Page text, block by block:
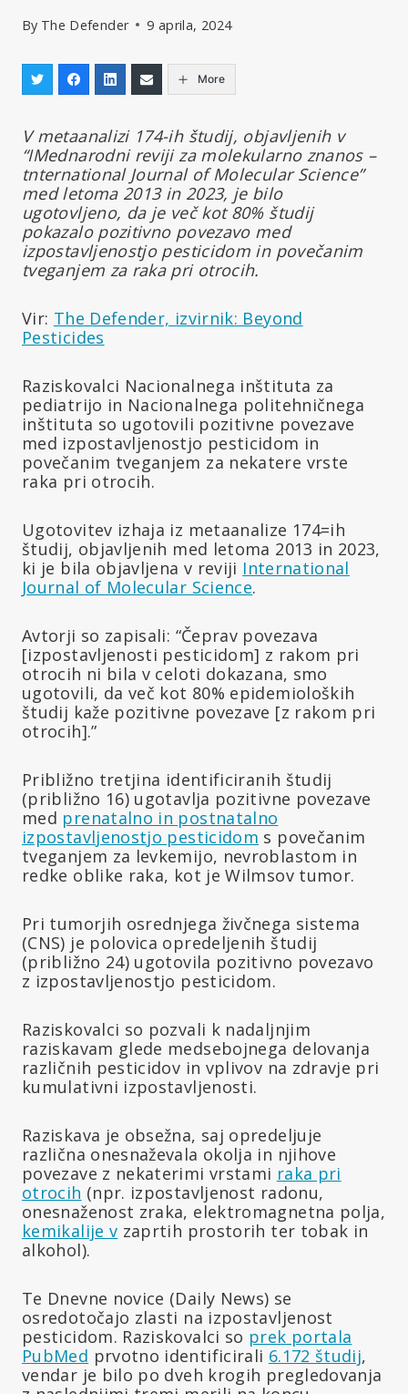
By The Defender 9 aprila, 2024
More
V metaanalizi 174-ih študij, objavljenih v
“IMednarodni reviji za molekularno znanos –
tnternational Journal of Molecular Science”
med letoma 2013 in 2023, je bilo
ugotovljeno, da je več kot 80% študij
pokazalo pozitivno povezavo med
izpostavljenostjo pesticidom in povečanim
tveganjem za raka pri otrocih.
Vir: The Defender, izvirnik: Beyond
Pesticides
Raziskovalci Nacionalnega inštituta za
pediatrijo in Nacionalnega politehničnega
inštituta so ugotovili pozitivne povezave
med izpostavljenostjo pesticidom in
povečanim tveganjem za nekatere vrste
raka pri otrocih.
Ugotovitev izhaja iz metaanalize 174=ih
študij, objavljenih med letoma 2013 in 2023,
ki je bila objavljena v reviji International
Journal of Molecular Science.
Avtorji so zapisali: “Čeprav povezava
[izpostavljenosti pesticidom] z rakom pri
otrocih ni bila v celoti dokazana, smo
ugotovili, da več kot 80% epidemioloških
študij kaže pozitivne povezave [z rakom pri
otrocih].”
Približno tretjina identificiranih študij
(približno 16) ugotavlja pozitivne povezave
med prenatalno in postnatalno
izpostavljenostjo pesticidom s povečanim
tveganjem za levkemijo, nevroblastom in
redke oblike raka, kot je Wilmsov tumor.
Pri tumorjih osrednjega živčnega sistema
(CNS) je polovica opredeljenih študij
(približno 24) ugotovila pozitivno povezavo
z izpostavljenostjo pesticidom.
Raziskovalci so pozvali k nadaljnjim
raziskavam glede medsebojnega delovanja
različnih pesticidov in vplivov na zdravje pri
kumulativni izpostavljenosti.
Raziskava je obsežna, saj opredeljuje
različna onesnaževala okolja in njihove
povezave z nekaterimi vrstami raka pri
otrocih (npr. izpostavljenost radonu,
onesnaženost zraka, elektromagnetna polja,
kemikalije v zaprtih prostorih ter tobak in
alkohol).
Te Dnevne novice (Daily News) se
osredotočajo zlasti na izpostavljenost
pesticidom. Raziskovalci so prek portala
PubMed prvotno identificirali 6.172 študij,
vendar je bilo po dveh krogih pregledovanja